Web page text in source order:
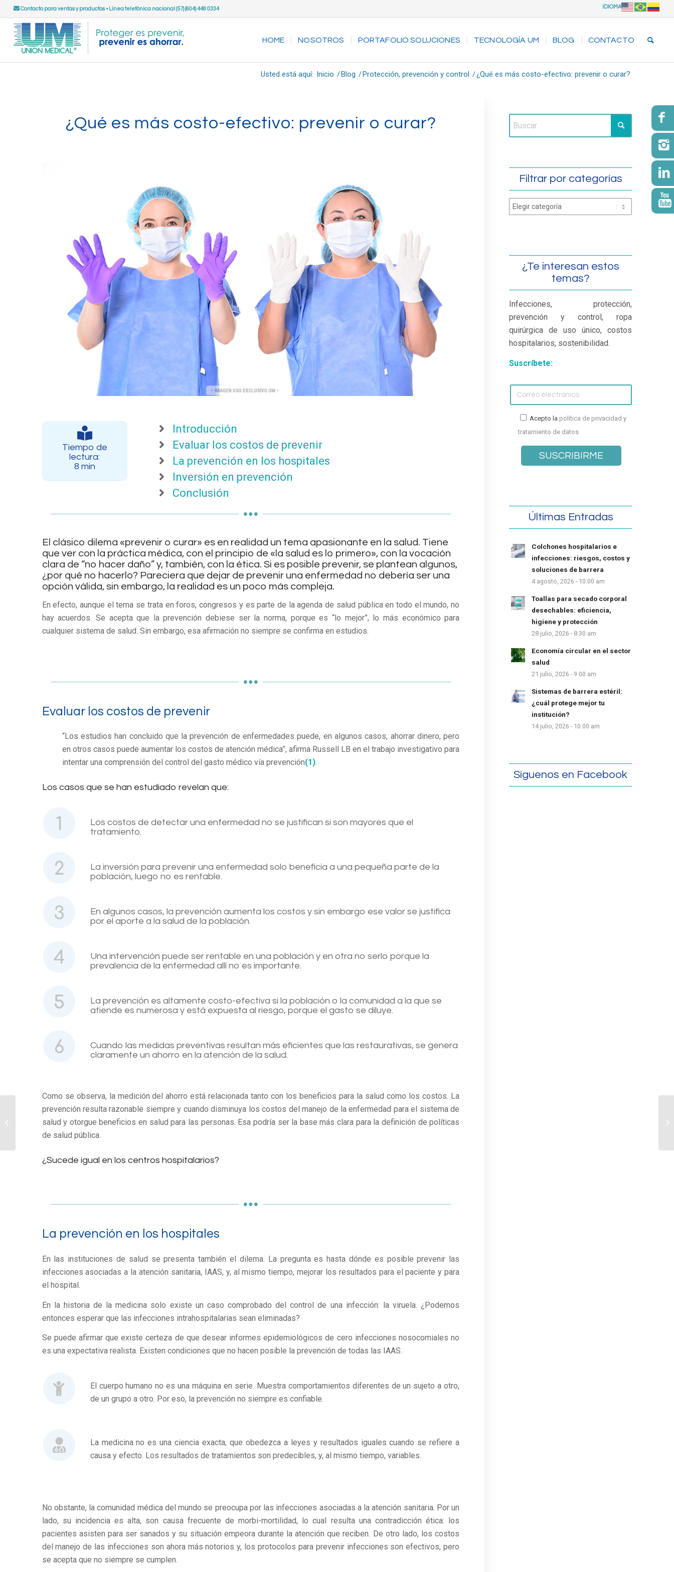
Contacto para ventas y productos• Línea telefónica nacional (57) (604) 448 0334 IDIOMA
HOME NOSOTROS PORTAFOLIO SOLUCIONES TECNOLOGÍA UM BLOG CONTACTO
Usted está aquí: Inicio /Blog /Protección, prevención y control /¿Qué es más costo-efectivo: prevenir o curar?
¿Qué es más costo-efectivo: prevenir o curar?
Tiempo de
lectura:
8 min
Introducción
Evaluar los costos de prevenir
La prevención en los hospitales
Inversión en prevención
Conclusión
El clásico dilema «prevenir o curar» es en realidad un tema apasionante en la salud. Tiene
que ver con la práctica médica, con el principio de «la salud es lo primero», con la vocación
clara de “no hacer daño” y, también, con la ética. Si es posible prevenir, se plantean algunos,
¿por qué no hacerlo? Pareciera que dejar de prevenir una enfermedad no debería ser una
opción válida, sin embargo, la realidad es un poco más compleja.
En efecto, aunque el tema se trata en foros, congresos y es parte de la agenda de salud pública en todo el mundo, no
hay acuerdos. Se acepta que la prevención debiese ser la norma, porque es “lo mejor”, lo más económico para
cualquier sistema de salud. Sin embargo, esa afirmación no siempre se confirma en estudios.
Evaluar los costos de prevenir
“Los estudios han concluido que la prevención de enfermedades puede, en algunos casos, ahorrar dinero, pero
en otros casos puede aumentar los costos de atención médica”, afirma Russell LB en el trabajo investigativo para
intentar una comprensión del control del gasto médico vía prevención(1).
Los casos que se han estudiado revelan que:
Los costos de detectar una enfermedad no se justifican si son mayores que el
tratamiento.
La inversión para prevenir una enfermedad solo beneficia a una pequeña parte de la
población, luego no es rentable.
En algunos casos, la prevención aumenta los costos y sin embargo ese valor se justifica
por el aporte a la salud de la población.
Una intervención puede ser rentable en una población y en otra no serlo porque la
prevalencia de la enfermedad allí no es importante.
La prevención es altamente costo-efectiva si la población o la comunidad a la que se
atiende es numerosa y está expuesta al riesgo, porque el gasto se diluye.
Cuando las medidas preventivas resultan más eficientes que las restaurativas, se genera
claramente un ahorro en la atención de la salud.
Como se observa, la medición del ahorro está relacionada tanto con los beneficios para la salud como los costos. La
prevención resulta razonable siempre y cuando disminuya los costos del manejo de la enfermedad para el sistema de
salud y otorgue beneficios en salud para las personas. Esa podría ser la base más clara para la definición de políticas
de salud pública.
¿Sucede igual en los centros hospitalarios?
La prevención en los hospitales
En las instituciones de salud se presenta también el dilema. La pregunta es hasta dónde es posible prevenir las
infecciones asociadas a la atención sanitaria, IAAS, y, al mismo tiempo, mejorar los resultados para el paciente y para
el hospital.
En la historia de la medicina solo existe un caso comprobado del control de una infección: la viruela. ¿Podemos
entonces esperar que las infecciones intrahospitalarias sean eliminadas?
Se puede afirmar que existe certeza de que desear informes epidemiológicos de cero infecciones nosocomiales no
es una expectativa realista. Existen condiciones que no hacen posible la prevención de todas las IAAS.
El cuerpo humano no es una máquina en serie. Muestra comportamientos diferentes de un sujeto a otro,
de un grupo a otro. Por eso, la prevención no siempre es confiable.
La medicina no es una ciencia exacta, que obedezca a leyes y resultados iguales cuando se refiere a
causa y efecto. Los resultados de tratamientos son predecibles, y, al mismo tiempo, variables.
No obstante, la comunidad médica del mundo se preocupa por las infecciones asociadas a la atención sanitaria. Por un
lado, su incidencia es alta, son causa frecuente de morbi-mortilidad, lo cual resulta una contradicción ética: los
pacientes asisten para ser sanados y su situación empeora durante la atención que reciben. De otro lado, los costos
del manejo de las infecciones son ahora más notorios y, los protocolos para prevenir infecciones son efectivos, pero
se acepta que no siempre se cumplen.
Filtrar por categorías
¿Te interesan estos
temas?
Infecciones, protección,
prevención y control, ropa
quirúrgica de uso único, costos
hospitalarios, sostenibilidad.
Suscríbete:
Acepto la política de privacidad y
tratamiento de datos
Últimas Entradas
Colchones hospitalarios e
infecciones: riesgos, costos y
soluciones de barrera
4 agosto, 2026 - 10:00 am
Toallas para secado corporal
desechables: eficiencia,
higiene y protección
28 julio, 2026 - 8:30 am
Economía circular en el sector
salud
21 julio, 2026 - 9:00 am
Sistemas de barrera estéril:
¿cuál protege mejor tu
institución?
14 julio, 2026 - 10:00 am
Síguenos en Facebook
¿Por qué están
aumentando las IAAS?